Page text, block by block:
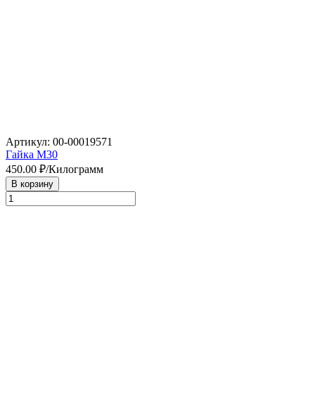
Артикул: 00-00019571
Гайка М30
450.00 ₽/Килограмм
В корзину